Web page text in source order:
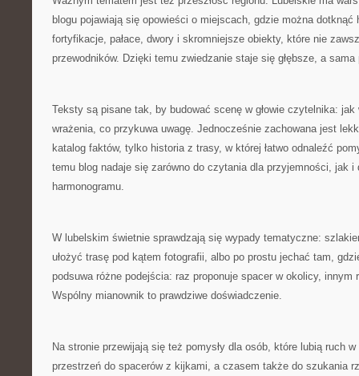
blogu pojawiają się opowieści o miejscach, gdzie można
fortyfikacje, pałace, dwory i skromniejsze obiekty, które nie
przewodników. Dzięki temu zwiedzanie staje się głębsze, a
Teksty są pisane tak, by budować scenę w głowie czytelnika:
wrażenia, co przykuwa uwagę. Jednocześnie zachowana jest
katalog faktów, tylko historia z trasy, w której łatwo odnaleźć
temu blog nadaje się zarówno do czytania dla przyjemności, jak i
harmonogramu.
W lubelskim świetnie sprawdzają się wypady tematyczne:
ułożyć trasę pod kątem fotografii, albo po prostu jechać tam,
podsuwa różne podejścia: raz proponuje spacer w okolicy, innym
Wspólny mianownik to prawdziwe doświadczenie.
Na stronie przewijają się też pomysły dla osób, które lubią ruch
przestrzeń do spacerów z kijkami, a czasem także do szukania